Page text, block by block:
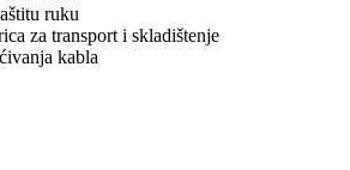
ruku
za transport i skladištenje
kabla